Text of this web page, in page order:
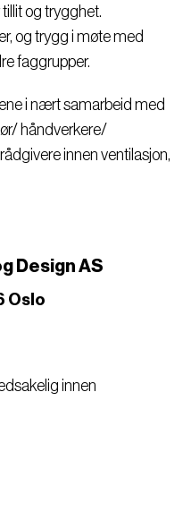
og trygghet.
og trygg i møte med
faggrupper.
i nært samarbeid med
håndverkere/
innen ventilasjon,
Design AS
Oslo
innen